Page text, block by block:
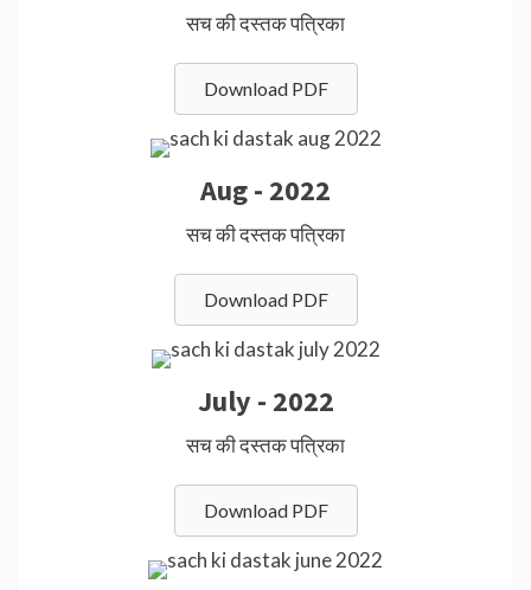
सच की दस्तक पत्रिका
Download PDF
Aug - 2022
सच की दस्तक पत्रिका
Download PDF
July - 2022
सच की दस्तक पत्रिका
Download PDF